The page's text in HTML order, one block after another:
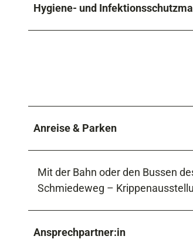
Hygiene- und
Anreise & Parken
Mit der Bahn oder den Bussen
Schmiedeweg –
Ansprechpartner:in